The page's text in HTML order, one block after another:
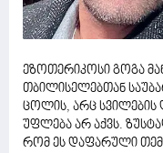
ეზოთერიკოსი გოგა
თბილისელებთან
ცოლის, არც სვილების
უფლება არ აქვს.
რომ ეს დაფარული